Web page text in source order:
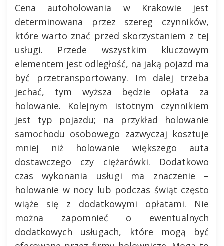
Cena autoholowania w Krakowie jest
determinowana przez szereg czynników,
które warto znać przed skorzystaniem z tej
usługi. Przede wszystkim kluczowym
elementem jest odległość, na jaką pojazd ma
być przetransportowany. Im dalej trzeba
jechać, tym wyższa będzie opłata za
holowanie. Kolejnym istotnym czynnikiem
jest typ pojazdu; na przykład holowanie
samochodu osobowego zazwyczaj kosztuje
mniej niż holowanie większego auta
dostawczego czy ciężarówki. Dodatkowo
czas wykonania usługi ma znaczenie –
holowanie w nocy lub podczas świąt często
wiąże się z dodatkowymi opłatami. Nie
można zapomnieć o ewentualnych
dodatkowych usługach, które mogą być